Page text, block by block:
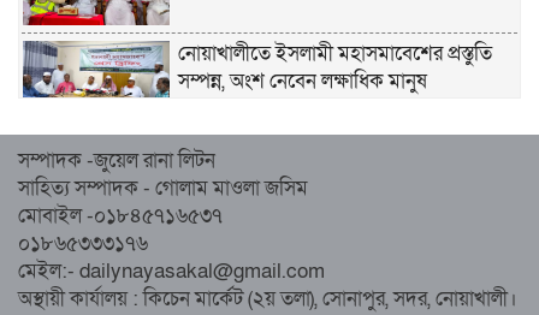
নোয়াখালীতে ইসলামী মহাসমাবেশের প্রস্তুতি
সম্পন্ন, অংশ নেবেন লক্ষাধিক মানুষ
নোয়াখালীতে ইসলামী ছাত্রশিবিরের ‘অদম্য
জুলাই’ মিছিল
চেয়ারম্যান গ্রেপ্তার
সম্পাদক -জুয়েল রানা লিটন
সাহিত্য সম্পাদক - গোলাম মাওলা জসিম
মোবাইল -০১৮৪৫৭১৬৫৩৭
০১৮৬৫৩৩৩১৭৬
মেইল:- dailynayasakal@gmail.com
অস্থায়ী কার্যালয় : কিচেন মার্কেট (২য় তলা), সোনাপুর, সদর, নোয়াখালী।